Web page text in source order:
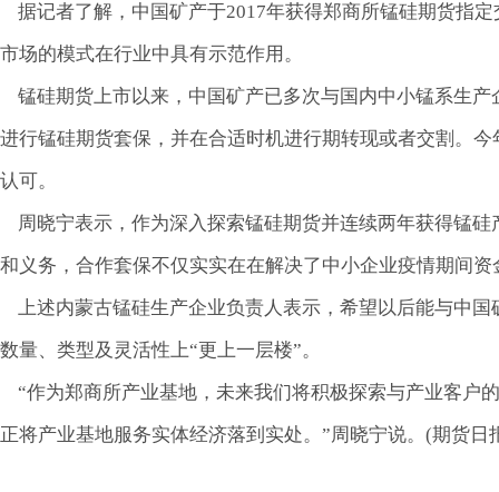
据记者了解，中国矿产于2017年获得郑商所锰硅期货指
市场的模式在行业中具有示范作用。
锰硅期货上市以来，中国矿产已多次与国内中小锰系生
进行锰硅期货套保，并在合适时机进行期转现或者交割。
认可。
周晓宁表示，作为深入探索锰硅期货并连续两年获得锰
和义务，合作套保不仅实实在在解决了中小企业疫情期间
上述内蒙古锰硅生产企业负责人表示，希望以后能与中
数量、类型及灵活性上“更上一层楼”。
“作为郑商所产业基地，未来我们将积极探索与产业客户
正将产业基地服务实体经济落到实处。”周晓宁说。(期货日